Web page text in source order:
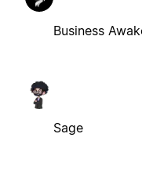
Business
Sage